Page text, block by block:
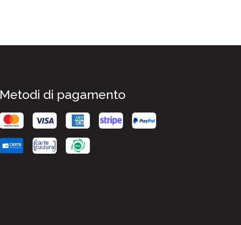
Metodi di pagamento